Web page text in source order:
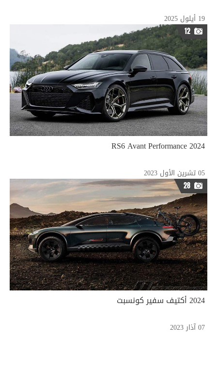
19 أيلول 2025
12
2024 RS6 Avant Performance
05 تشرين الأول 2023
28
2024 أكتيف سفير كونسبت
07 آذار 2023